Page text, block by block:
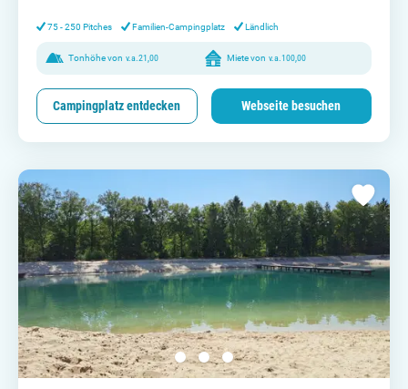
75 - 250 Pitches Familien-Campingplatz Ländlich
Tonhöhe von v.a.21,00 Miete von v.a.100,00
Campingplatz entdecken Webseite besuchen